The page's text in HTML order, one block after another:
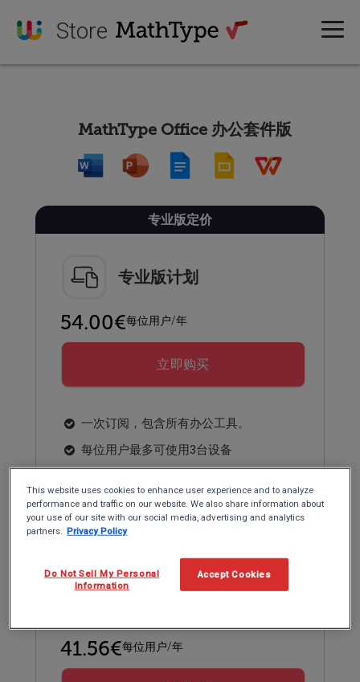
Store
MathType Office 办公套件版
专业版定价
专业版计划
54.00€每位用户/年
立即购买
一次订阅，包含所有办公工具。
每位用户最多可使用3台设备
Workspace和WPS。
41.56€每位用户/年
This website uses cookies to enhance user experience and to analyze
performance and traffic on our website. We also share information about
your use of our site with our social media, advertising and analytics
partners. Privacy Policy
Accept Cookies
Do Not Sell My Personal
Information